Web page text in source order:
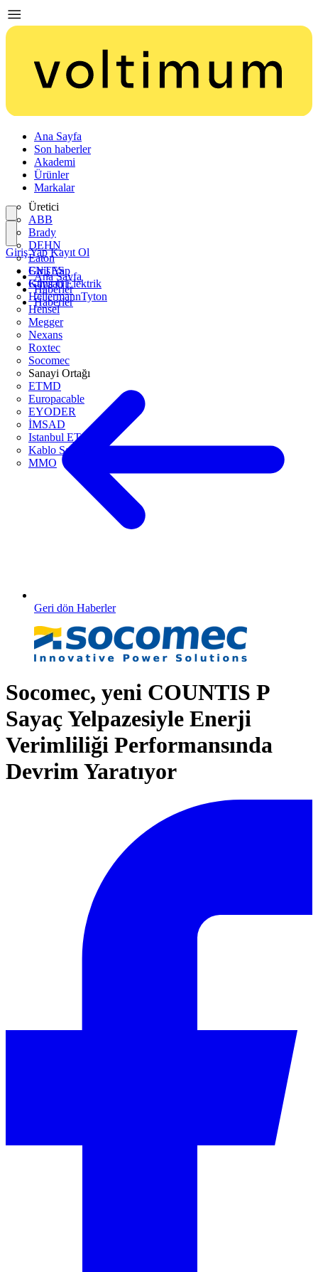
Ana Sayfa
Son haberler
Akademi
Ürünler
Markalar
Üretici
ABB
Brady
DEHN
Eaton
ENTES
Günsan Elektrik
HellermannTyton
Hensel
Megger
Nexans
Roxtec
Socomec
Sanayi Ortağı
ETMD
Europacable
EYODER
İMSAD
Istanbul ETO
Kablo Sanayicileri Derneği
MMO
Giriş Yap
Kayıt Ol
Giriş Yap Kayıt Ol
Ana Sayfa
Haberler
Haberler
Geri dön Haberler
Socomec, yeni COUNTIS P
Sayaç Yelpazesiyle Enerji
Verimliliği Performansında
Devrim Yaratıyor